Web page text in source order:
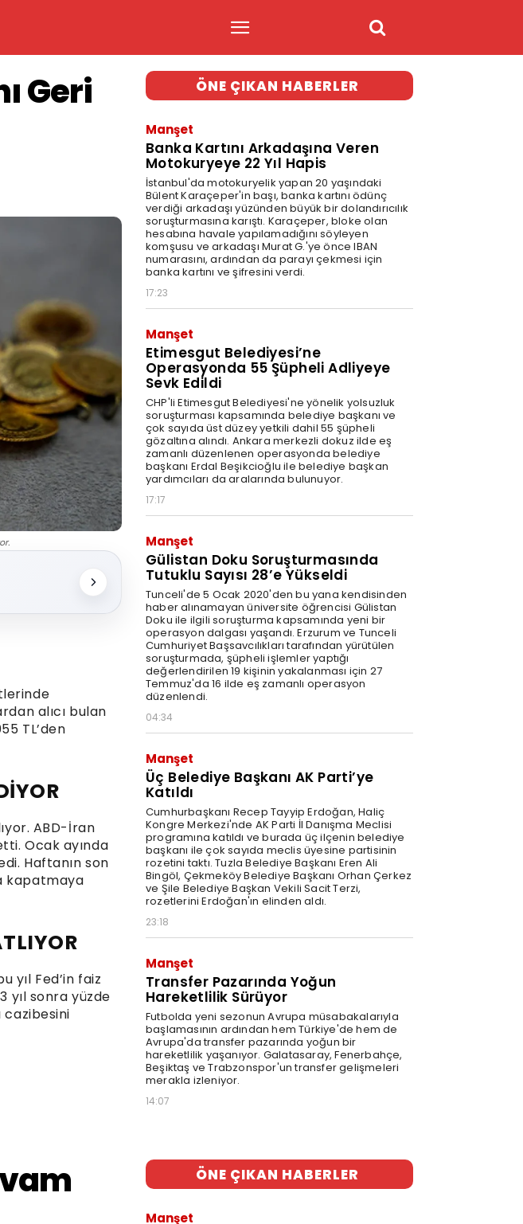
Geri
alıcı bulan
TL’den
ABD-İran
Ocak ayında
Haftanın son
kapatmaya
yıl Fed’in faiz
yıl sonra yüzde
cazibesini
ÖNE ÇIKAN HABERLER
Manşet
Banka Kartını Arkadaşına Veren
Motokuryeye 22 Yıl Hapis
İstanbul'da motokuryelik yapan 20 yaşındaki
Bülent Karaçeper'in başı, banka kartını ödünç
verdiği arkadaşı yüzünden büyük bir dolandırıcılık
soruşturmasına karıştı. Karaçeper, bloke olan
hesabına havale yapılamadığını söyleyen
komşusu ve arkadaşı Murat G.'ye önce IBAN
numarasını, ardından da parayı çekmesi için
banka kartını ve şifresini verdi.
17:23
Manşet
Etimesgut Belediyesi’ne
Operasyonda 55 Şüpheli Adliyeye
Sevk Edildi
CHP'li Etimesgut Belediyesi'ne yönelik yolsuzluk
soruşturması kapsamında belediye başkanı ve
çok sayıda üst düzey yetkili dahil 55 şüpheli
gözaltına alındı. Ankara merkezli dokuz ilde eş
zamanlı düzenlenen operasyonda belediye
başkanı Erdal Beşikcioğlu ile belediye başkan
yardımcıları da aralarında bulunuyor.
17:17
Manşet
Gülistan Doku Soruşturmasında
Tutuklu Sayısı 28’e Yükseldi
Tunceli'de 5 Ocak 2020'den bu yana kendisinden
haber alınamayan üniversite öğrencisi Gülistan
Doku ile ilgili soruşturma kapsamında yeni bir
operasyon dalgası yaşandı. Erzurum ve Tunceli
Cumhuriyet Başsavcılıkları tarafından yürütülen
soruşturmada, şüpheli işlemler yaptığı
değerlendirilen 19 kişinin yakalanması için 27
Temmuz'da 16 ilde eş zamanlı operasyon
düzenlendi.
04:34
Manşet
Üç Belediye Başkanı AK Parti’ye
Katıldı
Cumhurbaşkanı Recep Tayyip Erdoğan, Haliç
Kongre Merkezi'nde AK Parti İl Danışma Meclisi
programına katıldı ve burada üç ilçenin belediye
başkanı ile çok sayıda meclis üyesine partisinin
rozetini taktı. Tuzla Belediye Başkanı Eren Ali
Bingöl, Çekmeköy Belediye Başkanı Orhan Çerkez
ve Şile Belediye Başkan Vekili Sacit Terzi,
rozetlerini Erdoğan'ın elinden aldı.
23:18
Manşet
Transfer Pazarında Yoğun
Hareketlilik Sürüyor
Futbolda yeni sezonun Avrupa müsabakalarıyla
başlamasının ardından hem Türkiye'de hem de
Avrupa'da transfer pazarında yoğun bir
hareketlilik yaşanıyor. Galatasaray, Fenerbahçe,
Beşiktaş ve Trabzonspor'un transfer gelişmeleri
merakla izleniyor.
14:07